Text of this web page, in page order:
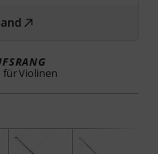
für Violinen